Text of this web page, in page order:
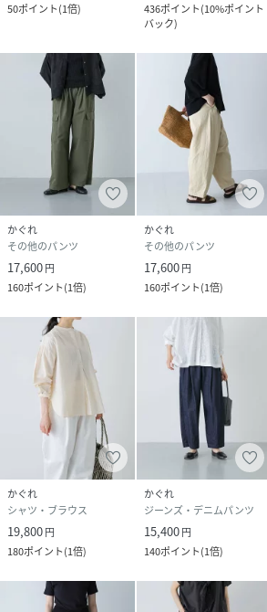
50ポイント(1倍)
436ポイント(10%ポイント
バック)
かぐれ
その他のパンツ
17,600円
160ポイント(1倍)
かぐれ
その他のパンツ
17,600円
160ポイント(1倍)
かぐれ
シャツ・ブラウス
19,800円
180ポイント(1倍)
かぐれ
ジーンズ・デニムパンツ
15,400円
140ポイント(1倍)